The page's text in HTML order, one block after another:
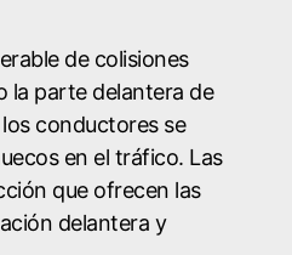
de colisiones
la parte delantera de
conductores se
en el tráfico. Las
que ofrecen las
delantera y